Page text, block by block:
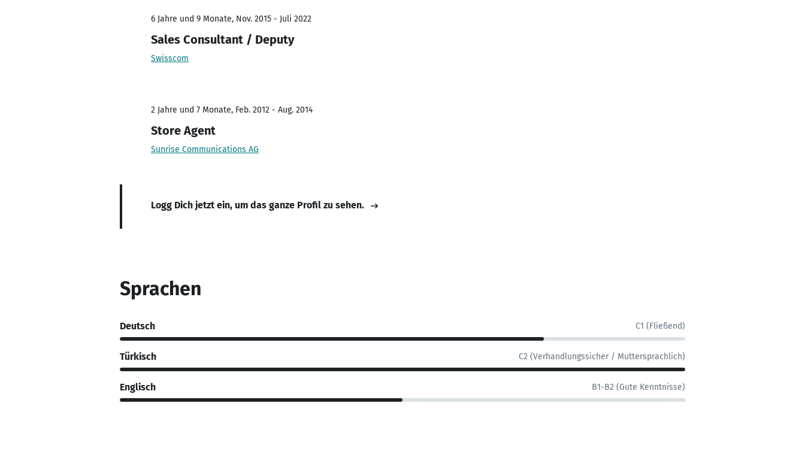
6 Jahre und 9 Monate, Nov. 2015 - Juli 2022
Sales Consultant / Deputy
Swisscom
2 Jahre und 7 Monate, Feb. 2012 - Aug. 2014
Store Agent
Sunrise Communications AG
Logg Dich jetzt ein, um das ganze Profil zu sehen.
Sprachen
Deutsch C1 (Fließend)
Türkisch C2 (Verhandlungssicher / Muttersprachlich)
Englisch B1-B2 (Gute Kenntnisse)